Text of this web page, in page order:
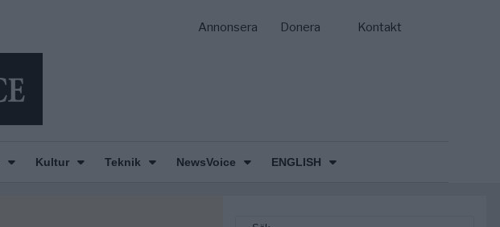
Annonsera Donera Kontakt
Kultur Teknik NewsVoice
ENGLISH